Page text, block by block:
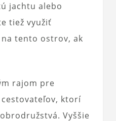
jachtu alebo
tiež využiť
tento ostrov, ak
rajom pre
ktorí
Vyššie